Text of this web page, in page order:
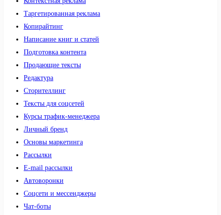
Таргетированная реклама
Копирайтинг
Написание книг и статей
Подготовка контента
Продающие тексты
Редактура
Сторителлинг
Тексты для соцсетей
Курсы трафик-менеджера
Личный бренд
Основы маркетинга
Рассылки
E-mail рассылки
Автоворонки
Соцсети и мессенджеры
Чат-боты